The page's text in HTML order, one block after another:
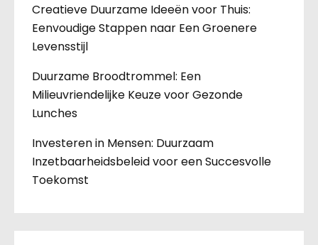
Creatieve Duurzame Ideeën voor Thuis:
Eenvoudige Stappen naar Een Groenere
Levensstijl
Duurzame Broodtrommel: Een
Milieuvriendelijke Keuze voor Gezonde
Lunches
Investeren in Mensen: Duurzaam
Inzetbaarheidsbeleid voor een Succesvolle
Toekomst